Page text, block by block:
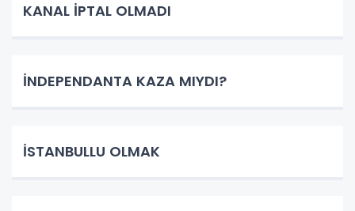
KANAL İPTAL OLMADI
İNDEPENDANTA KAZA MIYDI?
İSTANBULLU OLMAK